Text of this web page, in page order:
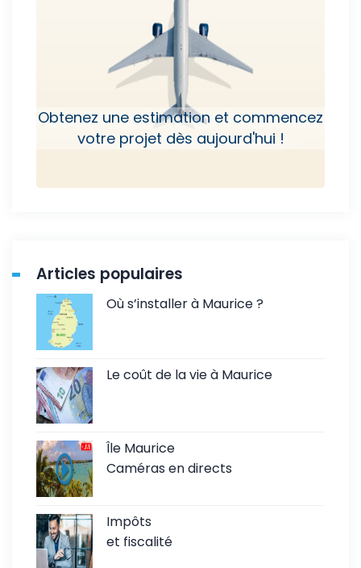
Obtenez une estimation et commencez
votre projet dès aujourd'hui !
Articles populaires
Où s’installer à Maurice ?
Le coût de la vie à Maurice
Île Maurice
Caméras en directs
Impôts
et fiscalité